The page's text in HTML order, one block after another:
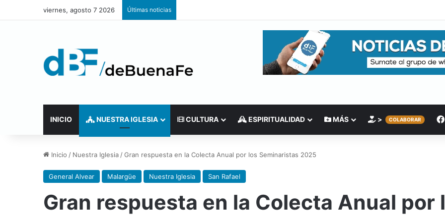
viernes, agosto 7 2026 Últimas noticias
INICIO NUESTRA IGLESIA CULTURA ESPIRITUALIDAD MÁS > COLABORAR
Inicio / Nuestra Iglesia /Gran respuesta en la Colecta Anual por los Seminaristas 2025
General Alvear Malargüe Nuestra Iglesia San Rafael
Gran respuesta en la Colecta Anual por